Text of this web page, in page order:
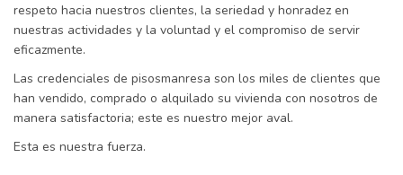
respeto hacia nuestros clientes, la seriedad y honradez en
nuestras actividades y la voluntad y el compromiso de servir
eficazmente.
Las credenciales de pisosmanresa son los miles de clientes que
han vendido, comprado o alquilado su vivienda con nosotros de
manera satisfactoria; este es nuestro mejor aval.
Esta es nuestra fuerza.